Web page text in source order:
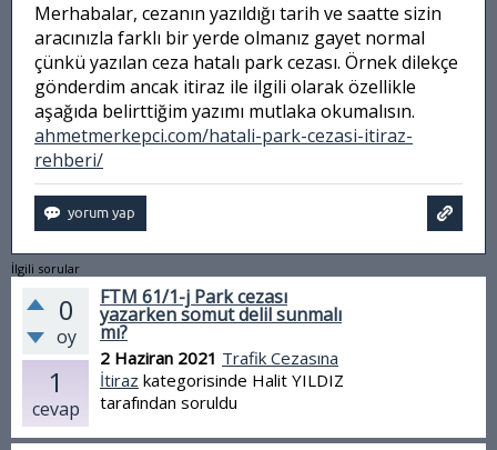
Merhabalar, cezanın yazıldığı tarih ve saatte sizin
aracınızla farklı bir yerde olmanız gayet normal
çünkü yazılan ceza hatalı park cezası. Örnek dilekçe
gönderdim ancak itiraz ile ilgili olarak özellikle
aşağıda belirttiğim yazımı mutlaka okumalısın.
ahmetmerkepci.com/hatali-park-cezasi-itiraz-
rehberi/
İlgili sorular
0
oy
1
cevap
FTM 61/1-j Park cezası
yazarken somut delil sunmalı
mı?
2 Haziran 2021 Trafik Cezasına
İtiraz kategorisinde Halit YILDIZ
tarafından soruldu